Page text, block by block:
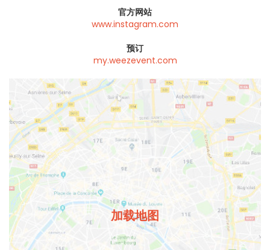
官方网站
www.instagram.com
预订
my.weezevent.com
加载地图